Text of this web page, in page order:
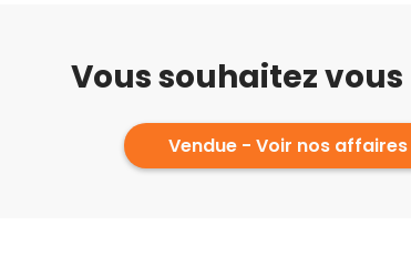
Vous souhaitez
Vendue - Voir nos